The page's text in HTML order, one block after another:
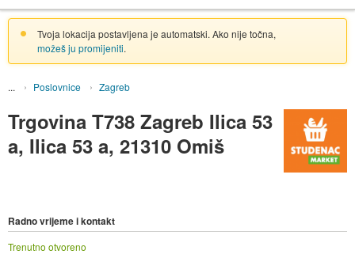
Tvoja lokacija postavljena je automatski. Ako nije točna,
možeš ju promijeniti.
Poslovnice Zagreb
Trgovina T738 Zagreb Ilica 53
a, Ilica 53 a, 21310 Omiš
Radno vrijeme i kontakt
Trenutno otvoreno